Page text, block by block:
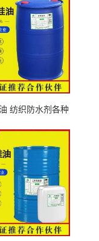
纺织防水剂各种